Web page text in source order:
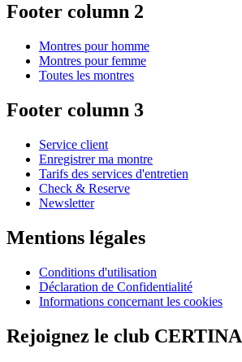
Footer column 2
Montres pour homme
Montres pour femme
Toutes les montres
Footer column 3
Service client
Enregistrer ma montre
Tarifs des services d'entretien
Check & Reserve
Newsletter
Mentions légales
Conditions d'utilisation
Déclaration de Confidentialité
Informations concernant les cookies
Rejoignez le club CERTINA